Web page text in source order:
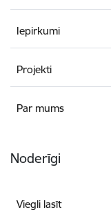
Iepirkumi
Projekti
Par mums
Noderīgi
Viegli lasīt